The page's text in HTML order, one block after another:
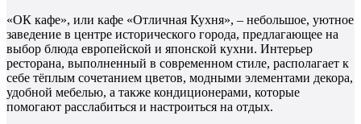
«ОК кафе», или кафе «Отличная Кухня», – небольшое, уютное
заведение в центре исторического города, предлагающее на
выбор блюда европейской и японской кухни. Интерьер
ресторана, выполненный в современном стиле, располагает к
себе тёплым сочетанием цветов, модными элементами декора,
удобной мебелью, а также кондиционерами, которые
помогают расслабиться и настроиться на отдых.